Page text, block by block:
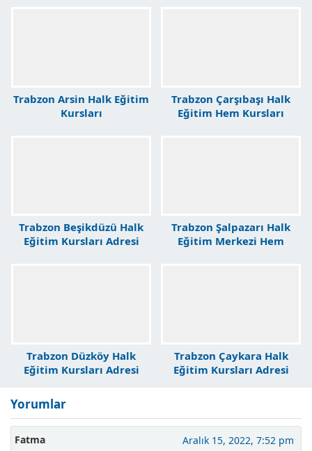
Trabzon Arsin Halk Eğitim
Kursları
Trabzon Çarşıbaşı Halk
Eğitim Hem Kursları
Trabzon Beşikdüzü Halk
Eğitim Kursları Adresi
Trabzon Şalpazarı Halk
Eğitim Merkezi Hem
Trabzon Düzköy Halk
Eğitim Kursları Adresi
Trabzon Çaykara Halk
Eğitim Kursları Adresi
Yorumlar
Fatma
Aralık 15, 2022, 7:52 pm